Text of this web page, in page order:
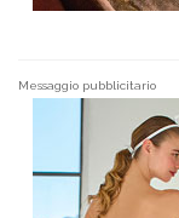
Messaggio pubblicitario